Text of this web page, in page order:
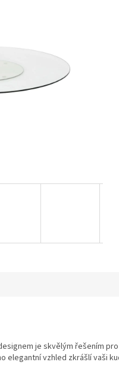
je skvělým řešením
elegantní vzhled zkrášlí vaši